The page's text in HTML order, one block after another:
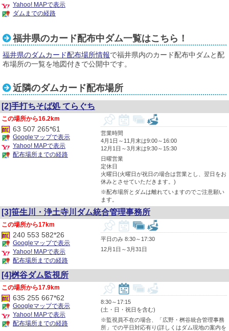
Yahoo! MAPで表示
ダムまでの経路
福井県のカード配布中ダム一覧はこちら！
福井県のダムカード配布場所情報で福井県内のカード配布中ダムと配
布場所の一覧を地図付きで公開中です。
近隣のダムカード配布場所
[2]手打ちそば処 てらぐち
営業時間
4月1日～11月末は9:00～16:00
12月1日～3月末は9:30～15:30
日曜営業
定休日
火曜日(火曜日が祝日の場合は営業とし、翌日をお
休みとさせていただきます。)
※配布場所とダムは離れていますのでご注意願い
ます。
16.2km
63 507 265*61
Googleマップで表示
Yahoo! MAPで表示
配布場所までの経路
[3]笹生川・浄土寺川ダム統合管理事務所
平日のみ 8:30～17:30
12月1日～3月31日
17km
240 553 582*26
Googleマップで表示
Yahoo! MAPで表示
配布場所までの経路
[4]桝谷ダム監視所
8:30～17:15
(土・日・祝日を含む)
※監視員不在の場合、「広野・桝谷統合管理事務
所」での平日対応有り(詳しくはダム現地の案内を
17.9km
635 255 667*62
Googleマップで表示
Yahoo! MAPで表示
配布場所までの経路